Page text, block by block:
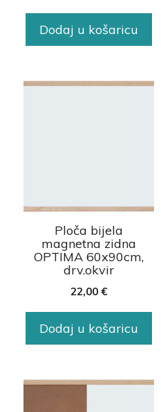
Dodaj u košaricu
Ploča bijela
magnetna zidna
OPTIMA 60x90cm,
drv.okvir
22,00 €
Dodaj u košaricu